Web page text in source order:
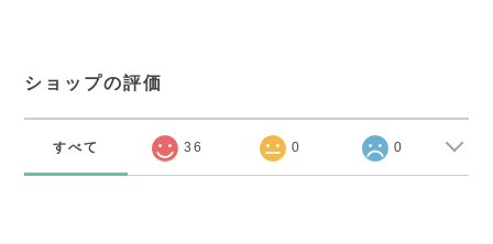
ショップの評価
すべて 36 0 0